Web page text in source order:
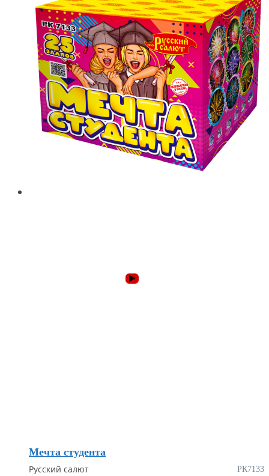
Мечта студента
РК7133
Русский салют